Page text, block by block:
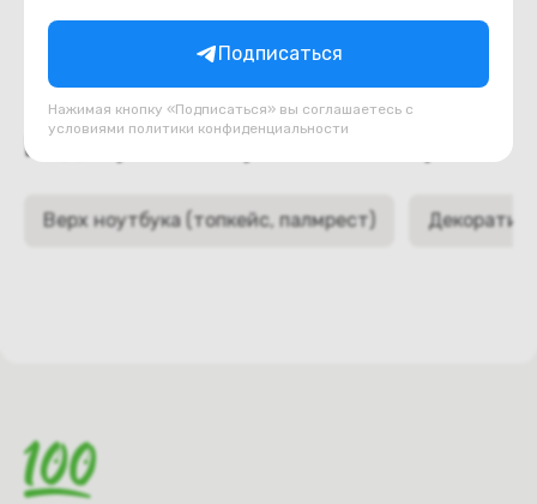
Подписаться
Нажимая кнопку «Подписаться» вы соглашаетесь с
условиями политики конфиденциальности
Подборки товаров в категории
Верх ноутбука (топкейс, палмрест)